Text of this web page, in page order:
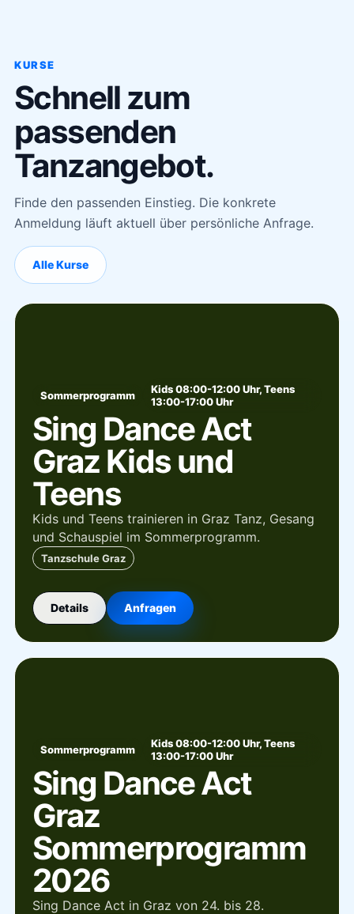
KURSE
Schnell zum
passenden
Tanzangebot.
Finde den passenden Einstieg. Die konkrete
Anmeldung läuft aktuell über persönliche Anfrage.
Alle Kurse
Sommerprogramm
Kids 08:00-12:00 Uhr, Teens
13:00-17:00 Uhr
Sing Dance Act
Graz Kids und
Teens
Kids und Teens trainieren in Graz Tanz, Gesang
und Schauspiel im Sommerprogramm.
Tanzschule Graz
Details Anfragen
Sommerprogramm
Kids 08:00-12:00 Uhr, Teens
13:00-17:00 Uhr
Sing Dance Act
Graz
Sommerprogramm
2026
Sing Dance Act in Graz von 24. bis 28.